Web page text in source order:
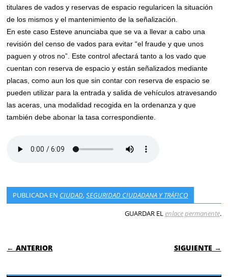
titulares de vados y reservas de espacio regularicen la situación
de los mismos y el mantenimiento de la señalización.
En este caso Esteve anunciaba que se va a llevar a cabo una
revisión del censo de vados para evitar “el fraude y que unos
paguen y otros no”. Este control afectará tanto a los vado que
cuentan con reserva de espacio y están señalizados mediante
placas, como aun los que sin contar con reserva de espacio se
pueden utilizar para la entrada y salida de vehículos atravesando
las aceras, una modalidad recogida en la ordenanza y que
también debe abonar la tasa correspondiente.
PUBLICADA EN CIUDAD,SEGURIDAD CIUDADANA Y TRÁFICO
GUARDAR ELenlace permanente.
NAVEGACIÓN DE ENTRADAS
← ANTERIOR SIGUIENTE →